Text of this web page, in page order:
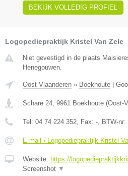
BEKIJK VOLLEDIG PROFIEL
Logopediepraktijk Kristel Van Zele
Niet gevestigd in de plaats
Henegouwen.
Oost-Vlaanderen » Boekhoute |
Schare 24 9961 Boekhoute (Oost-
Tel: 04 74 224 352 , Fax: - , BTW-nr:
E-mail › Logopediepraktijk Kristel
Website: https://
Screenshot ▼